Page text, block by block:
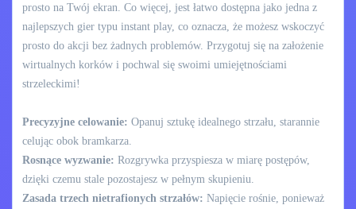
prosto na Twój ekran. Co więcej, jest łatwo dostępna jako jedna z
najlepszych gier typu instant play, co oznacza, że możesz wskoczyć
prosto do akcji bez żadnych problemów. Przygotuj się na założenie
wirtualnych korków i pochwal się swoimi umiejętnościami
strzeleckimi!
Precyzyjne celowanie: Opanuj sztukę idealnego strzału, starannie
celując obok bramkarza.
Rosnące wyzwanie: Rozgrywka przyspiesza w miarę postępów,
dzięki czemu stale pozostajesz w pełnym skupieniu.
Zasada trzech nietrafionych strzałów: Napięcie rośnie, ponieważ